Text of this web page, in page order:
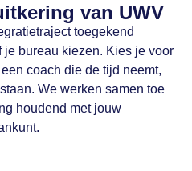
van UWV
toegekend
bureau kiezen. Kies je voor
coach die de tijd neemt,
We werken samen toe
houdend met jouw